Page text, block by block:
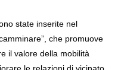
state inserite nel
che promuove
il valore della mobilità